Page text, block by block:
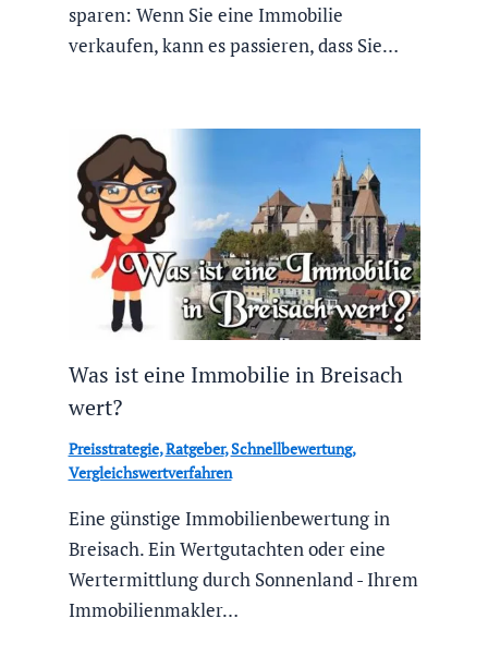
sparen: Wenn Sie eine Immobilie
verkaufen, kann es passieren, dass Sie…
Was ist eine Immobilie in Breisach
wert?
Preisstrategie,Ratgeber,Schnellbewertung,
Vergleichswertverfahren
Eine günstige Immobilienbewertung in
Breisach. Ein Wertgutachten oder eine
Wertermittlung durch Sonnenland - Ihrem
Immobilienmakler…